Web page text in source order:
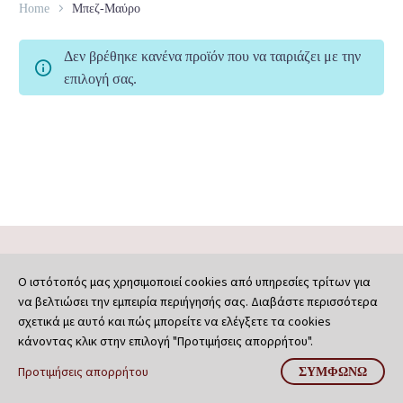
Home Μπεζ-Μαύρο
Δεν βρέθηκε κανένα προϊόν που να ταιριάζει με την
επιλογή σας.
Ο ιστότοπός μας χρησιμοποιεί cookies από υπηρεσίες τρίτων για
να βελτιώσει την εμπειρία περιήγησής σας. Διαβάστε περισσότερα
σχετικά με αυτό και πώς μπορείτε να ελέγξετε τα cookies
κάνοντας κλικ στην επιλογή "Προτιμήσεις απορρήτου".
Προτιμήσεις απορρήτου
ΣΥΜΦΩΝΏ